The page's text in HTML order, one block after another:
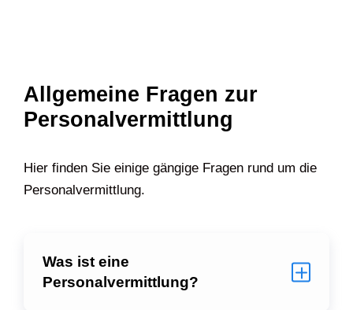
Allgemeine Fragen zur
Personalvermittlung
Hier finden Sie einige gängige Fragen rund um die
Personalvermittlung.
Was ist eine
Personalvermittlung?